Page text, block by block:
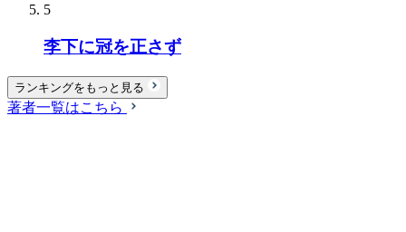
5
李下に冠を正さず
ランキングをもっと見る
著者一覧はこちら